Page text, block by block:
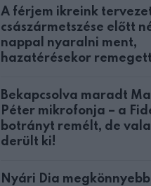
A férjem ikreink
császármetszése előtt
nappal nyaralni ment,
hazatérésekor
Bekapcsolva maradt
Péter mikrofonja – a
botrányt remélt, de
derült ki!
Nyári Dia